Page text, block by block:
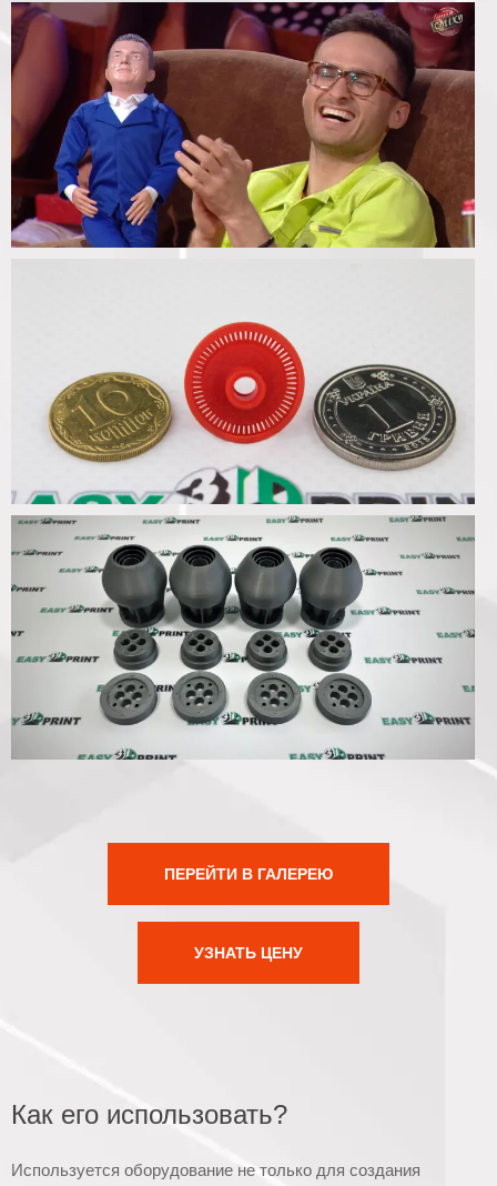
ПЕРЕЙТИ В ГАЛЕРЕЮ
УЗНАТЬ ЦЕНУ
Как его использовать?
Используется оборудование не только для создания